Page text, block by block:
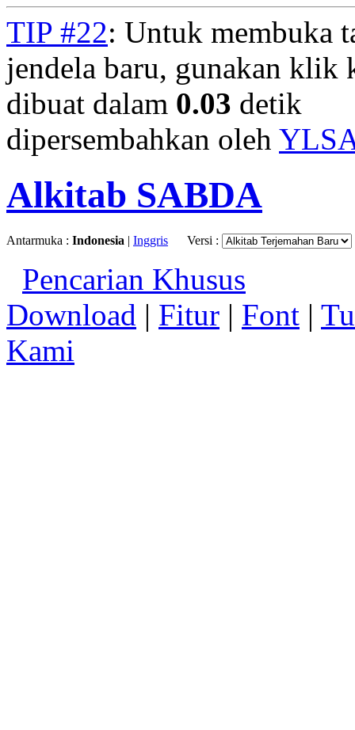
TIP #22: Untuk membuka
jendela baru, gunakan klik
dibuat dalam 0.03 detik
dipersembahkan oleh
Alkitab SABDA
Antarmuka : Indonesia | Inggris Versi :
Pencarian Khusus
Download | Fitur | Font |
Kami